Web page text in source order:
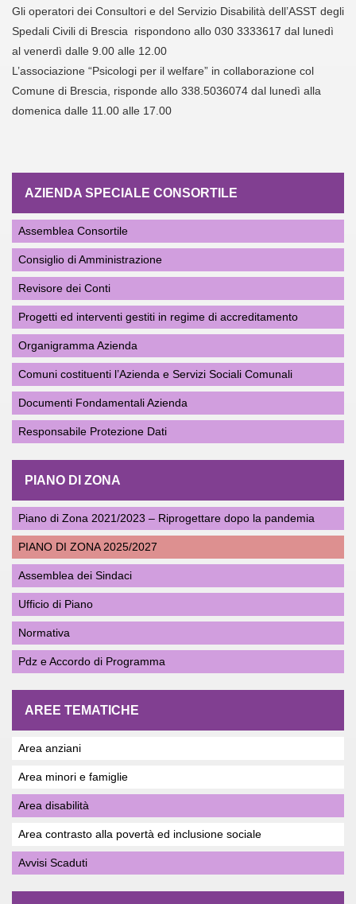
Gli operatori dei Consultori e del Servizio Disabilità dell’ASST degli
Spedali Civili di Brescia rispondono allo 030 3333617 dal lunedì
al venerdì dalle 9.00 alle 12.00
L’associazione “Psicologi per il welfare” in collaborazione col
Comune di Brescia, risponde allo 338.5036074 dal lunedì alla
domenica dalle 11.00 alle 17.00
AZIENDA SPECIALE CONSORTILE
Assemblea Consortile
Consiglio di Amministrazione
Revisore dei Conti
Progetti ed interventi gestiti in regime di accreditamento
Organigramma Azienda
Comuni costituenti l’Azienda e Servizi Sociali Comunali
Documenti Fondamentali Azienda
Responsabile Protezione Dati
PIANO DI ZONA
Piano di Zona 2021/2023 – Riprogettare dopo la pandemia
PIANO DI ZONA 2025/2027
Assemblea dei Sindaci
Ufficio di Piano
Normativa
Pdz e Accordo di Programma
AREE TEMATICHE
Area anziani
Area minori e famiglie
Area disabilità
Area contrasto alla povertà ed inclusione sociale
Avvisi Scaduti